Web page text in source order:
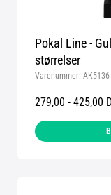
Pokal Line -
størrelser
Varenummer: AK5136
279,00 - 425,00